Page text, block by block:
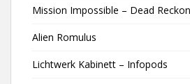
Mission Impossible – Dead
Alien Romulus
Lichtwerk Kabinett – Infopods